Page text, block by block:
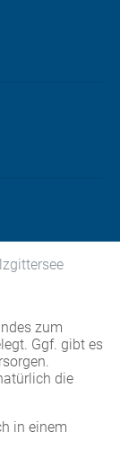
zum
Ggf. gibt es
die
in einem